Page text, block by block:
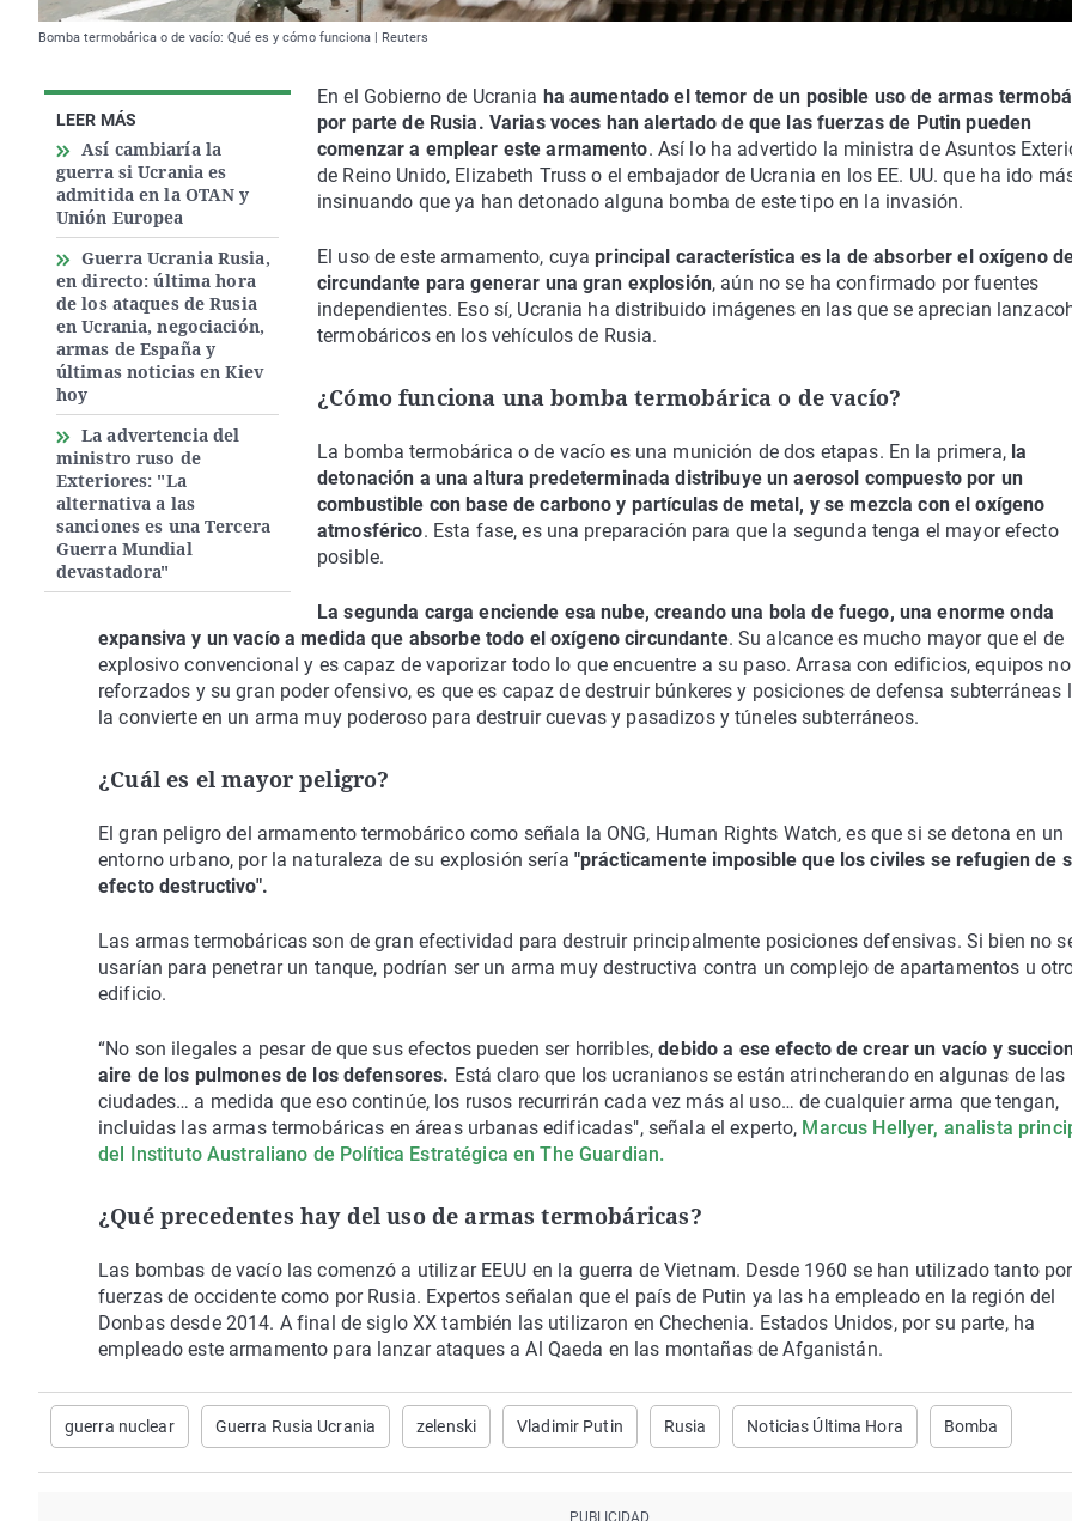
Bomba termobárica o de vacío: Qué es y cómo funciona | Reuters
LEER MÁS
Así cambiaría la
guerra si Ucrania es
admitida en la OTAN y
Unión Europea
Guerra Ucrania Rusia,
en directo: última hora
de los ataques de Rusia
en Ucrania, negociación,
armas de España y
últimas noticias en Kiev
hoy
La advertencia del
ministro ruso de
Exteriores: "La
alternativa a las
sanciones es una Tercera
Guerra Mundial
devastadora"
En el Gobierno de Ucrania ha aumentado el temor de un posible uso de armas
por parte de Rusia. Varias voces han alertado de que las fuerzas de Putin pueden
comenzar a emplear este armamento. Así lo ha advertido la ministra de Asuntos
de Reino Unido, Elizabeth Truss o el embajador de Ucrania en los EE. UU. que ha ido
insinuando que ya han detonado alguna bomba de este tipo en la invasión.
El uso de este armamento, cuyaprincipal característica es la de absorber el oxígeno
circundante para generar una gran explosión, aún no se ha confirmado por fuentes
independientes. Eso sí, Ucrania ha distribuido imágenes en las que se aprecian
termobáricos en los vehículos de Rusia.
¿Cómo funciona una bomba termobárica o de vacío?
La bomba termobárica o de vacío es una munición de dos etapas. En la primera, la
detonación a una altura predeterminada distribuye un aerosol compuesto por un
combustible con base de carbono y partículas de metal, y se mezcla con el oxígeno
atmosférico. Esta fase, es una preparación para que la segunda tenga el mayor efecto
posible.
La segunda carga enciende esa nube, creando una bola de fuego, una enorme onda
expansiva y un vacío a medida que absorbe todo el oxígeno circundante. Su alcance es mucho mayor que el de
explosivo convencional y es capaz de vaporizar todo lo que encuentre a su paso. Arrasa con edificios, equipos no
reforzados y su gran poder ofensivo, es que es capaz de destruir búnkeres y posiciones de defensa subterráneas
la convierte en un arma muy poderoso para destruir cuevas y pasadizos y túneles subterráneos.
¿Cuál es el mayor peligro?
El gran peligro del armamento termobárico como señala la ONG, Human Rights Watch, es que si se detona en un
entorno urbano, por la naturaleza de su explosión sería "prácticamente imposible que los civiles se refugien de
efecto destructivo".
Las armas termobáricas son de gran efectividad para destruir principalmente posiciones defensivas. Si bien no
usarían para penetrar un tanque, podrían ser un arma muy destructiva contra un complejo de apartamentos u
edificio.
“No son ilegales a pesar de que sus efectos pueden ser horribles,debido a ese efecto de crear un vacío y
aire de los pulmones de los defensores. Está claro que los ucranianos se están atrincherando en algunas de las
ciudades… a medida que eso continúe, los rusos recurrirán cada vez más al uso… de cualquier arma que tengan,
incluidas las armas termobáricas en áreas urbanas edificadas", señala el experto, Marcus Hellyer, analista
del Instituto Australiano de Política Estratégica en The Guardian.
¿Qué precedentes hay del uso de armas termobáricas?
Las bombas de vacío las comenzó a utilizar EEUU en la guerra de Vietnam. Desde 1960 se han utilizado tanto por
fuerzas de occidente como por Rusia. Expertos señalan que el país de Putin ya las ha empleado en la región del
Donbas desde 2014. A final de siglo XX también las utilizaron en Chechenia. Estados Unidos, por su parte, ha
empleado este armamento para lanzar ataques a Al Qaeda en las montañas de Afganistán.
guerra nuclear Guerra Rusia Ucrania zelenski Vladimir Putin Rusia Noticias Última Hora Bomba